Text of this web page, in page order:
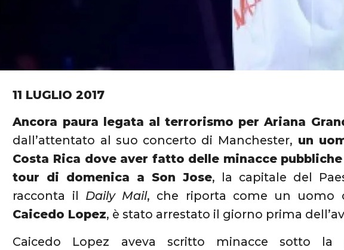
11 LUGLIO 2017
Ancora paura legata al terrorismo per Ariana
dall’attentato al suo concerto di Manchester, un
Costa Rica dove aver fatto delle minacce
tour di domenica a Son Jose, la capitale del
racconta il Daily Mail, che riporta come un uomo
Caicedo Lopez, è stato arrestato il giorno prima
Caicedo Lopez aveva scritto minacce sotto la